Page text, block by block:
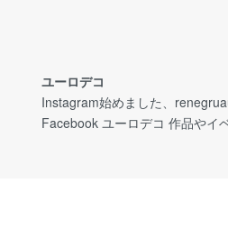
ユーロデコ
Instagram始めました、
Facebook ユーロデコ 作品やイ